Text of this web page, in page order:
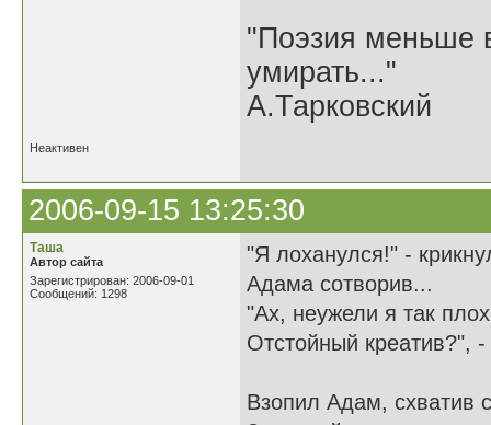
"Поэзия меньше
умирать..."
А.Тарковский
Неактивен
2006-09-15 13:25:30
Таша
Автор сайта
Зарегистрирован: 2006-09-01
Сообщений: 1298
"Я лоханулся!" -
Адама сотворив...
"Ах, неужели я так
Отстойный креатив?", -
Взопил Адам, схватив